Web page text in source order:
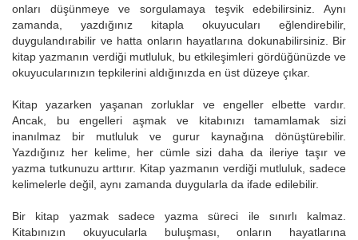
onları düşünmeye ve sorgulamaya teşvik edebilirsiniz. Aynı
zamanda, yazdığınız kitapla okuyucuları eğlendirebilir,
duygulandırabilir ve hatta onların hayatlarına dokunabilirsiniz. Bir
kitap yazmanın verdiği mutluluk, bu etkileşimleri gördüğünüzde ve
okuyucularınızın tepkilerini aldığınızda en üst düzeye çıkar.
Kitap yazarken yaşanan zorluklar ve engeller elbette vardır.
Ancak, bu engelleri aşmak ve kitabınızı tamamlamak sizi
inanılmaz bir mutluluk ve gurur kaynağına dönüştürebilir.
Yazdığınız her kelime, her cümle sizi daha da ileriye taşır ve
yazma tutkunuzu arttırır. Kitap yazmanın verdiği mutluluk, sadece
kelimelerle değil, aynı zamanda duygularla da ifade edilebilir.
Bir kitap yazmak sadece yazma süreci ile sınırlı kalmaz.
Kitabınızın okuyucularla buluşması, onların hayatlarına